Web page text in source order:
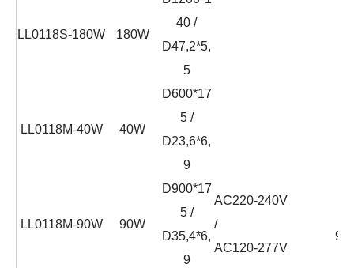
LL0118S-180W 180W
40 /
D47,2*5,
5
LL0118M-40W 40W
D600*17
5 /
D23,6*6,
9
AC220-240V
/
AC120-277V
90
LL0118M-90W 90W
D900*17
5 /
D35,4*6,
9